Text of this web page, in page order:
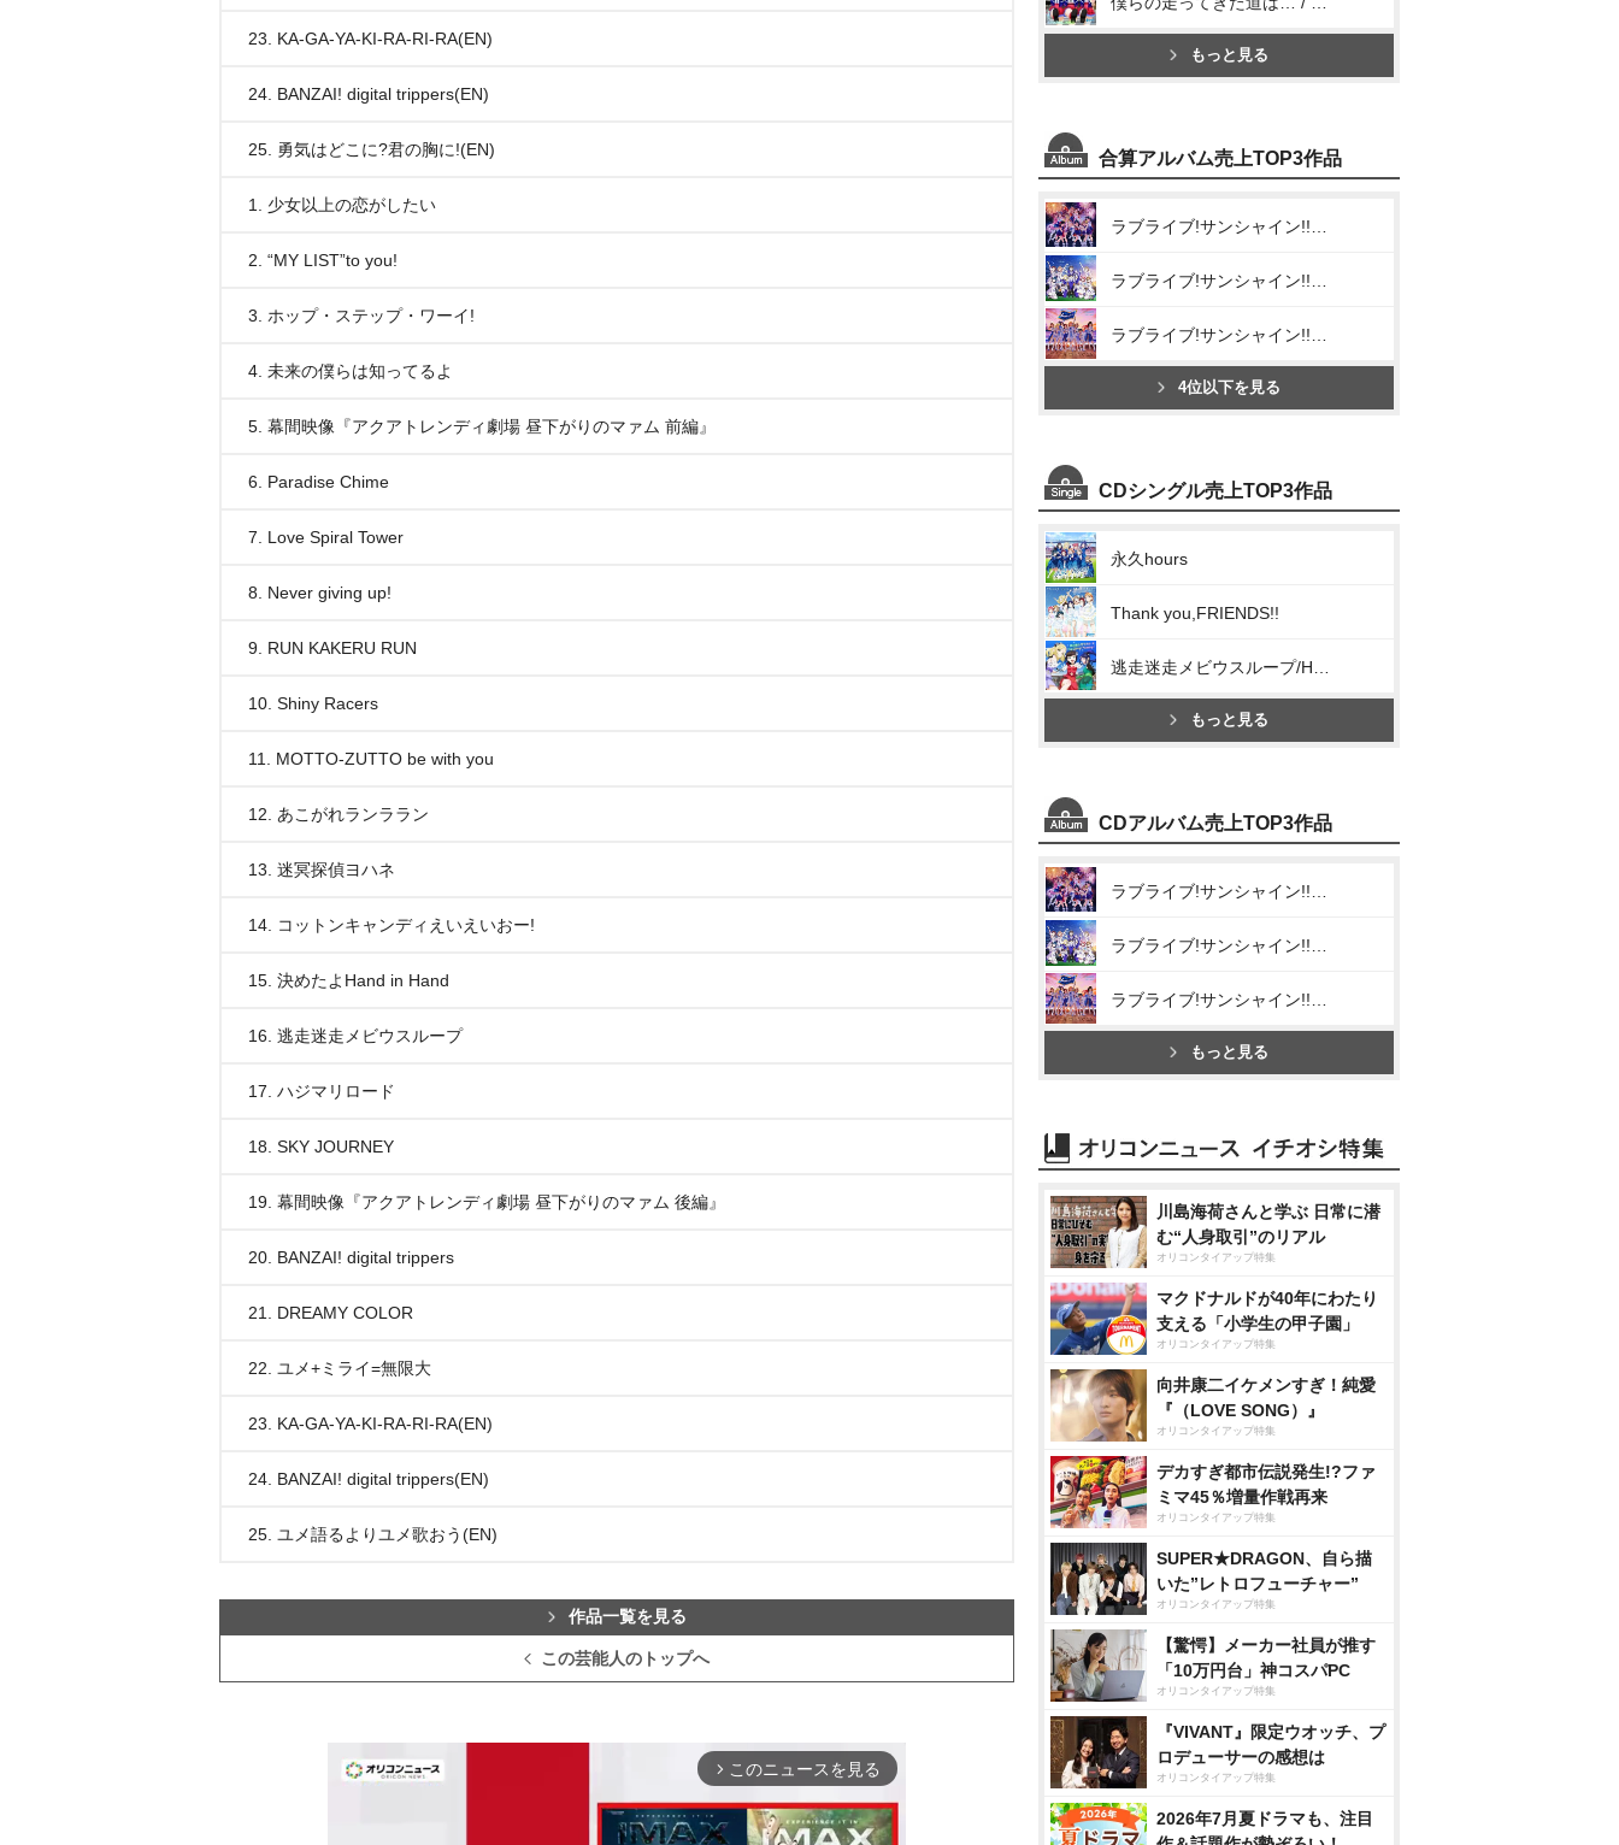
23. KA-GA-YA-KI-RA-RI-RA(EN)
24. BANZAI! digital trippers(EN)
25. 勇気はどこに?君の胸に!(EN)
1. 少女以上の恋がしたい
2. “MY LIST”to you!
3. ホップ・ステップ・ワーイ!
4. 未来の僕らは知ってるよ
5. 幕間映像『アクアトレンディ劇場 昼下がりのマァム 前編』
6. Paradise Chime
7. Love Spiral Tower
8. Never giving up!
9. RUN KAKERU RUN
10. Shiny Racers
11. MOTTO-ZUTTO be with you
12. あこがれランララン
13. 迷冥探偵ヨハネ
14. コットンキャンディえいえいおー!
15. 決めたよHand in Hand
16. 逃走迷走メビウスループ
17. ハジマリロード
18. SKY JOURNEY
19. 幕間映像『アクアトレンディ劇場 昼下がりのマァム 後編』
20. BANZAI! digital trippers
21. DREAMY COLOR
22. ユメ+ミライ=無限大
23. KA-GA-YA-KI-RA-RI-RA(EN)
24. BANZAI! digital trippers(EN)
25. ユメ語るよりユメ歌おう(EN)
作品一覧を見る
この芸能人のトップへ
arrow_forward_ios このニュースを見る
もっと見る
合算アルバム売上TOP3作品
4位以下を見る
CDシングル売上TOP3作品
永久hours
Thank you,FRIENDS!!
もっと見る
CDアルバム売上TOP3作品
もっと見る
川島海荷さんと学ぶ 日常に潜
む“人身取引”のリアル
オリコンタイアップ特集
マクドナルドが40年にわたり
支える「小学生の甲子園」
オリコンタイアップ特集
向井康二イケメンすぎ！純愛
『（LOVE SONG）』
オリコンタイアップ特集
デカすぎ都市伝説発生!?ファ
ミマ45％増量作戦再来
オリコンタイアップ特集
SUPER★DRAGON、自ら描
いた”レトロフューチャー”
オリコンタイアップ特集
【驚愕】メーカー社員が推す
「10万円台」神コスパPC
オリコンタイアップ特集
『VIVANT』限定ウオッチ、プ
ロデューサーの感想は
オリコンタイアップ特集
2026年7月夏ドラマも、注目